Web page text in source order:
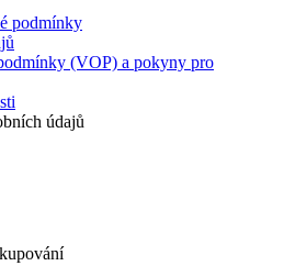
podmínky
(VOP) a pokyny pro
údajů